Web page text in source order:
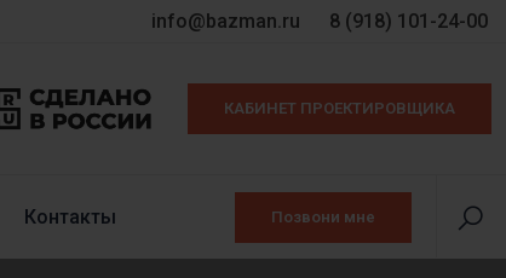
info@bazman.ru 8 (918) 101-24-00
КАБИНЕТ ПРОЕКТИРОВЩИКА
Контакты Позвони мне